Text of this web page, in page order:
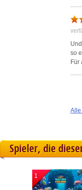
so
Für
Alle
Spieler, die
1